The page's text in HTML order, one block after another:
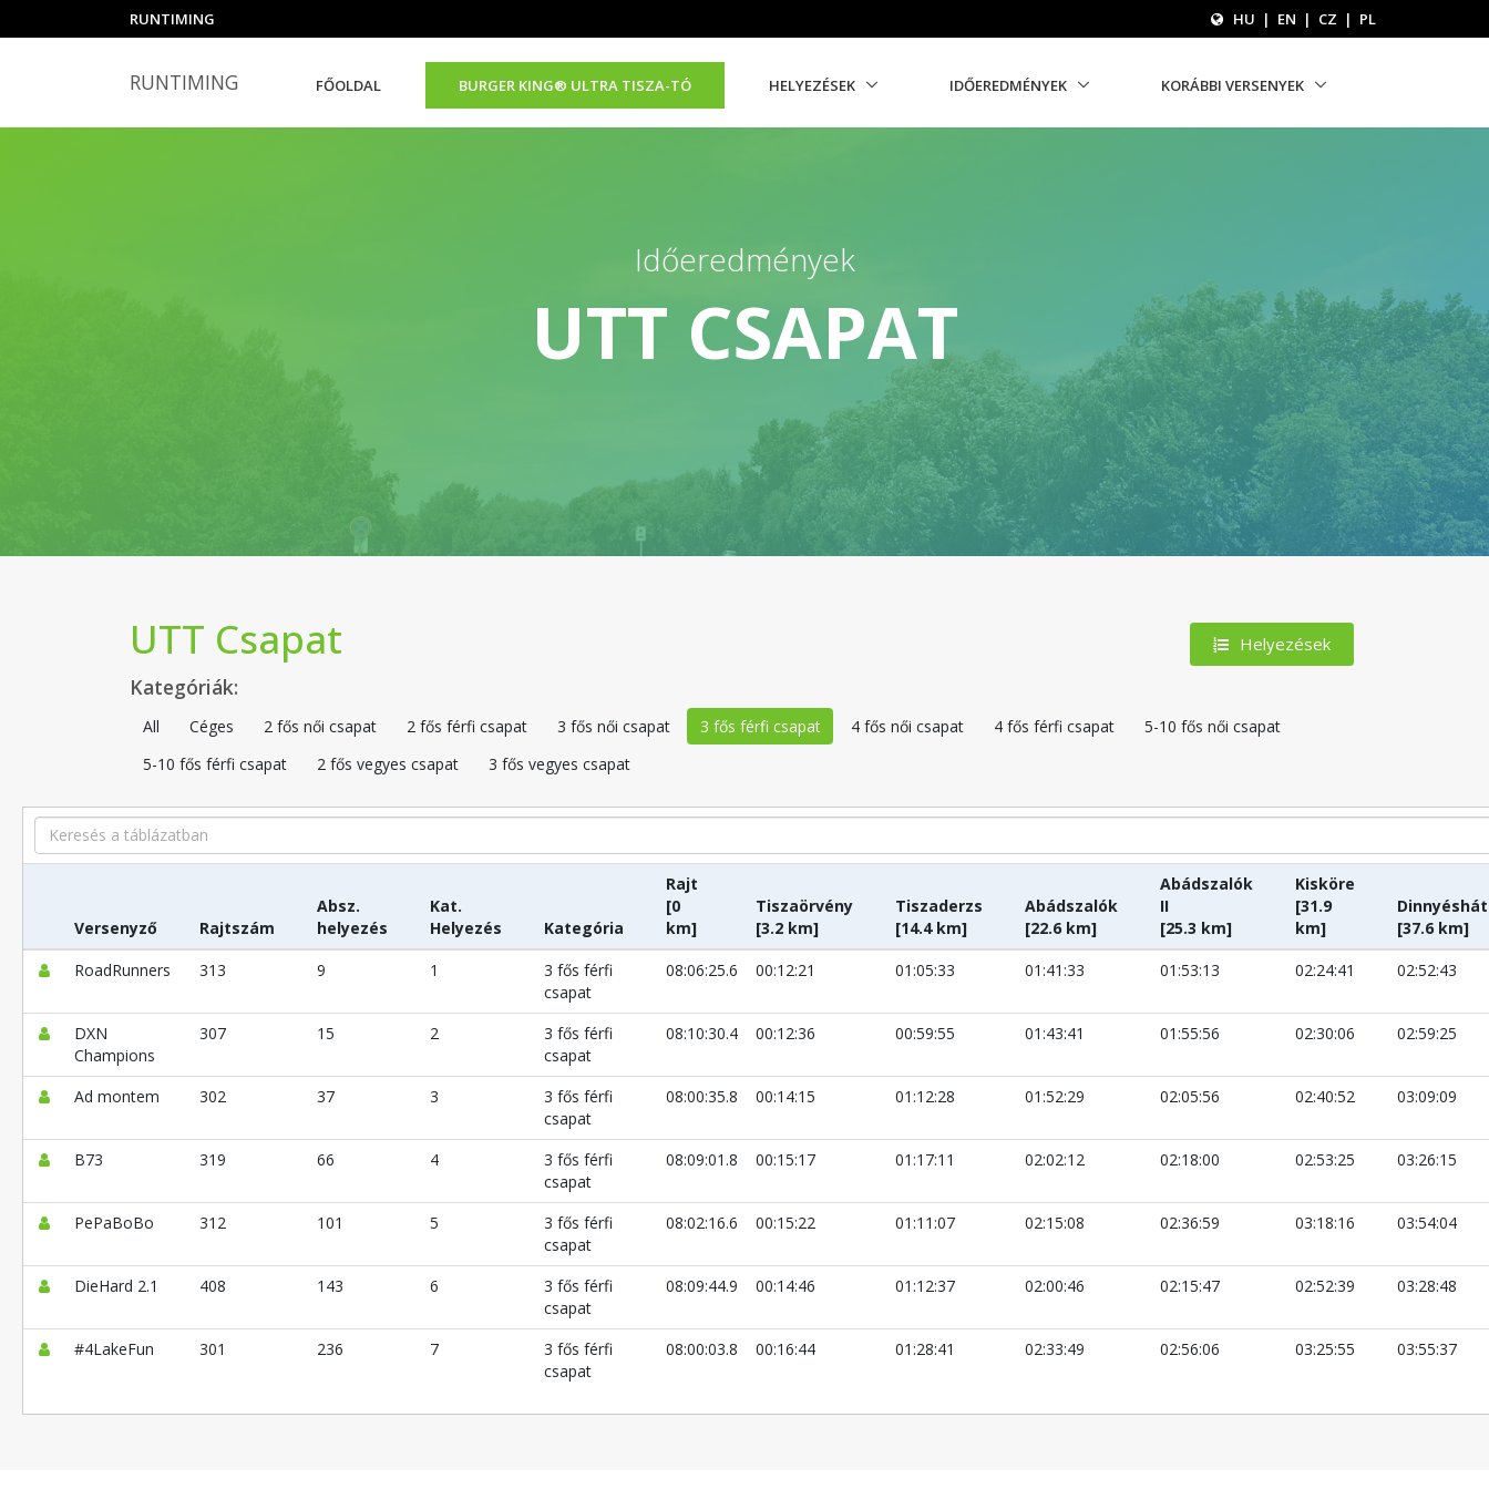
RUNTIMING HU | EN | CZ | PL
RUNTIMING FŐOLDAL BURGER KING®️ ULTRA TISZA-TÓ HELYEZÉSEK IDŐEREDMÉNYEK KORÁBBI VERSENYEK
Időeredmények
UTT CSAPAT
Helyezések
UTT Csapat
Kategóriák:
All Céges 2 fős női csapat 2 fős férfi csapat 3 fős női csapat 3 fős férfi csapat 4 fős női csapat 4 fős férfi csapat
5-10 fős női csapat
5-10 fős férfi csapat
2 fős vegyes csapat 3 fős vegyes csapat
Search
Versenyző Rajtszám
Absz.
helyezés
Kat.
Helyezés
Kategória
Rajt
[0
km]
Tiszaörvény
[3.2 km]
Tiszaderzs
[14.4 km]
Abádszalók
[22.6 km]
Abádszalók
II
[25.3 km]
Kisköre
[31.9
km]
Dinnyéshát
[37.6 km]
RoadRunners
313 9 1
3 fős férfi
csapat
08:06:25.6 00:12:21 01:05:33 01:41:33 01:53:13 02:24:41 02:52:43
DXN
Champions
307 15 2
3 fős férfi
csapat
08:10:30.4 00:12:36 00:59:55 01:43:41 01:55:56 02:30:06 02:59:25
Ad montem 302 37 3
3 fős férfi
csapat
08:00:35.8 00:14:15 01:12:28 01:52:29 02:05:56 02:40:52 03:09:09
B73 319 66 4
3 fős férfi
csapat
08:09:01.8 00:15:17 01:17:11 02:02:12 02:18:00 02:53:25 03:26:15
PePaBoBo 312 101 5
3 fős férfi
csapat
08:02:16.6 00:15:22 01:11:07 02:15:08 02:36:59 03:18:16 03:54:04
DieHard 2.1 408 143 6
3 fős férfi
csapat
08:09:44.9 00:14:46 01:12:37 02:00:46 02:15:47 02:52:39 03:28:48
#4LakeFun 301 236 7
3 fős férfi
csapat
08:00:03.8 00:16:44 01:28:41 02:33:49 02:56:06 03:25:55 03:55:37